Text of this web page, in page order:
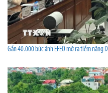
Gần 40.000 bức ảnh EFEO mở ra tiềm năng